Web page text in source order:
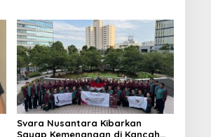
Svara Nusantara Kibarkan
Sayap Kemenangan di Kancah